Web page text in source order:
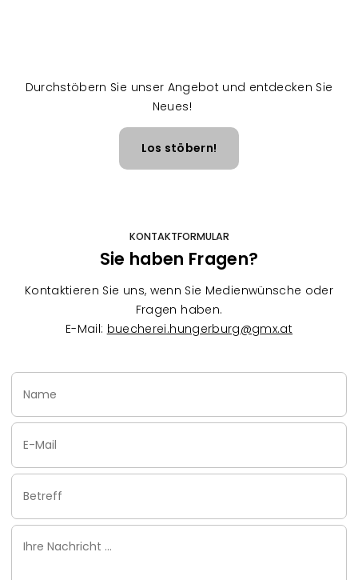
Durchstöbern Sie unser Angebot und entdecken Sie
Neues!
Los stöbern!
KONTAKTFORMULAR
Sie haben Fragen?
Kontaktieren Sie uns, wenn Sie Medienwünsche oder
Fragen haben.
E-Mail: buecherei.hungerburg@gmx.at
Name
Email
Subject
Ihre
Nachricht